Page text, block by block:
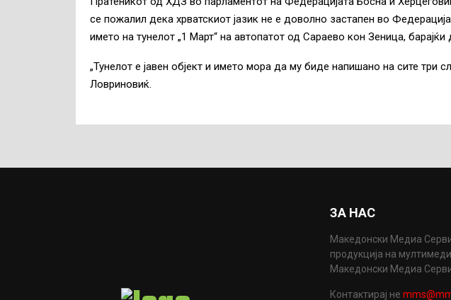
се пожалил дека хрватскиот јазик не е доволно застапен во
името на тунелот „1 Март“ на автопатот од Сараево кон Зеница, барајќи
„Тунелот е јавен објект и името мора да му биде напишано на сите три
Ловриновиќ.
ЗА НАС
Македонски Медиа
продукција на
Македонски Медиа
Контактирај не